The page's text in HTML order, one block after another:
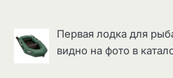
Первая лодка для
видно на фото в